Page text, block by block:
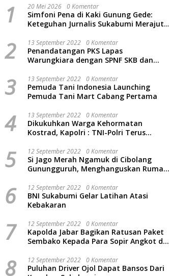
1 20 Mei 2026 0 Komentar
Simfoni Pena di Kaki Gunung Gede:
Keteguhan Jurnalis Sukabumi Merajut
2 13 September 2022 0 Komentar
Penandatangan PKS Lapas
Warungkiara dengan SPNF SKB dan
3 13 September 2022 0 Komentar
Pemuda Tani Indonesia Launching
Pemuda Tani Mart Cabang Pertama
4 13 September 2022 0 Komentar
Dikukuhkan Warga Kehormatan
Kostrad, Kapolri : TNI-Polri Terus
Rakyat Indonesia
5 12 September 2022 0 Komentar
Si Jago Merah Ngamuk di Cibolang
Gunungguruh, Menghanguskan Rumah
6 12 September 2022 0 Komentar
BNI Sukabumi Gelar Latihan Atasi
Kebakaran
7 12 September 2022 0 Komentar
Kapolda Jabar Bagikan Ratusan Paket
Sembako Kepada Para Sopir Angkot di
8 12 September 2022 0 Komentar
Puluhan Driver Ojol Dapat Bansos Dari